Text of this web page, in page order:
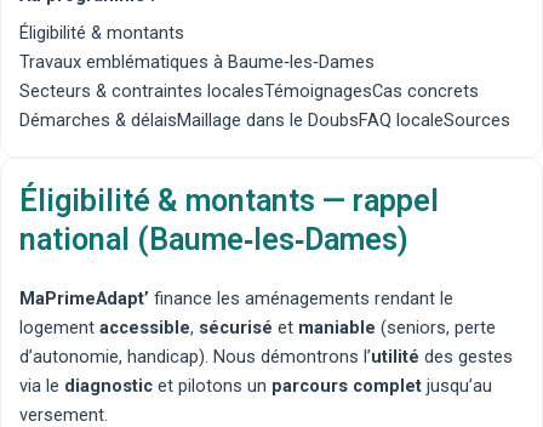
Éligibilité & montants
Travaux emblématiques à Baume‑les‑Dames
Secteurs & contraintes localesTémoignagesCas concrets
Démarches & délaisMaillage dans le DoubsFAQ localeSources
Éligibilité & montants — rappel
national (Baume‑les‑Dames)
MaPrimeAdapt’ finance les aménagements rendant le
logement accessible, sécurisé et maniable (seniors, perte
d’autonomie, handicap). Nous démontrons l’utilité des gestes
via le diagnosticet pilotons un parcours completjusqu’au
versement.